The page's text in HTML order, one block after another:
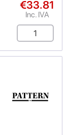
€33.81
Inc. IVA